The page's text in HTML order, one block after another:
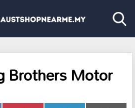
Brothers Motor